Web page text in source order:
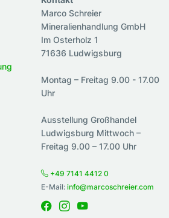
Marco Schreier
Mineralienhandlung GmbH
Im Osterholz 1
71636 Ludwigsburg
Montag – Freitag 9.00 - 17.00
Uhr
Ausstellung Großhandel
Ludwigsburg Mittwoch –
Freitag 9.00 – 17.00 Uhr
+49 7141 4412 0
E-Mail: info@marcoschreier.com